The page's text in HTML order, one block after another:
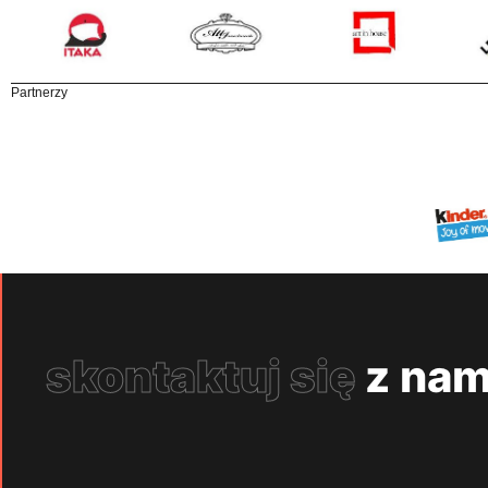
Partnerzy
skontaktuj się z